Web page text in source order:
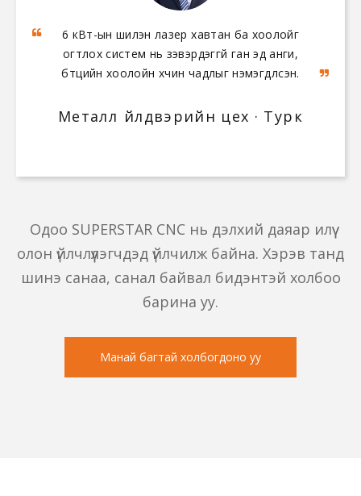
6 кВт-ын шилэн лазер хавтан ба хоолойг
огтлох систем нь зэвэрдэггүй ган эд анги,
бүтцийн хоолойн хүчин чадлыг нэмэгдүүлсэн.
Металл үйлдвэрийн цех · Турк
5 тэнхлэгт гүүр хөрөө болон кварц
боловсруулах төв нь хавтанг хайчлахаас
эхлээд угаалтуур өнгөлөх хүртэлх бүх
идэвхжүүлсэн.
Одоо SUPERSTAR CNC нь дэлхий даяар илүү
олон үйлчлүүлэгчдэд үйлчилж байна. Хэрэв танд
шинэ санаа, санал байвал бидэнтэй холбоо
барина уу.